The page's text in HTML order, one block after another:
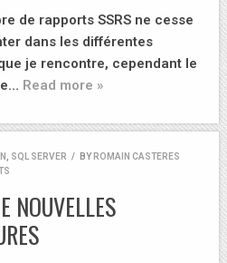
de rapports SSRS ne cesse
dans les différentes
je rencontre, cependant le
Read more »
SQL SERVER / BY ROMAIN CASTERES
NOUVELLES